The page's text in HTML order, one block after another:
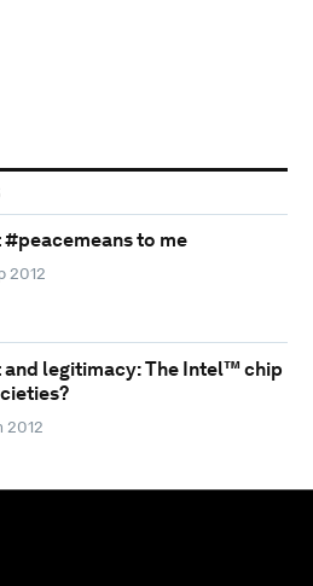
#peacemeans to me
2012
and legitimacy: The Intel™ chip
2012